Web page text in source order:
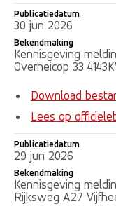
Publicatiedatum
30 jun 2026
Bekendmaking
Kennisgeving
Overheicop 33
Download
Lees op
Publicatiedatum
29 jun 2026
Bekendmaking
Kennisgeving
Rijksweg A27